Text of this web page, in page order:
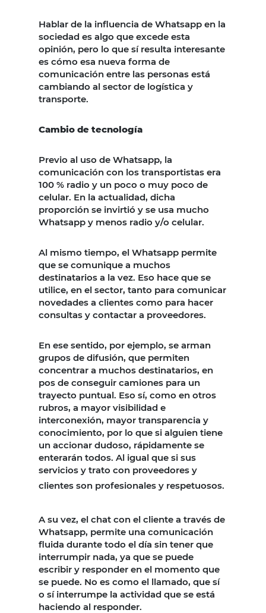
Hablar de la influencia de Whatsapp en la
sociedad es algo que excede esta
opinión, pero lo que sí resulta interesante
es cómo esa nueva forma de
comunicación entre las personas está
cambiando al sector de logística y
transporte.
Cambio de tecnología
Previo al uso de Whatsapp, la
comunicación con los transportistas era
100 % radio y un poco o muy poco de
celular. En la actualidad, dicha
proporción se invirtió y se usa mucho
Whatsapp y menos radio y/o celular.
Al mismo tiempo, el Whatsapp permite
que se comunique a muchos
destinatarios a la vez. Eso hace que se
utilice, en el sector, tanto para comunicar
novedades a clientes como para hacer
consultas y contactar a proveedores.
En ese sentido, por ejemplo, se arman
grupos de difusión, que permiten
concentrar a muchos destinatarios, en
pos de conseguir camiones para un
trayecto puntual. Eso sí, como en otros
rubros, a mayor visibilidad e
interconexión, mayor transparencia y
conocimiento, por lo que si alguien tiene
un accionar dudoso, rápidamente se
enterarán todos. Al igual que si sus
servicios y trato con proveedores y
clientes son profesionales y respetuosos.
A su vez, el chat con el cliente a través de
Whatsapp, permite una comunicación
fluida durante todo el día sin tener que
interrumpir nada, ya que se puede
escribir y responder en el momento que
se puede. No es como el llamado, que sí
o sí interrumpe la actividad que se está
haciendo al responder.